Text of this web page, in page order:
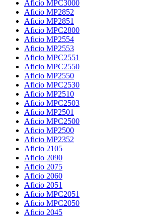
Aficio MPC3000
Aficio MP2852
Aficio MP2851
Aficio MPC2800
Aficio MP2554
Aficio MP2553
Aficio MPC2551
Aficio MPC2550
Aficio MP2550
Aficio MPC2530
Aficio MP2510
Aficio MPC2503
Aficio MP2501
Aficio MPC2500
Aficio MP2500
Aficio MP2352
Aficio 2105
Aficio 2090
Aficio 2075
Aficio 2060
Aficio 2051
Aficio MPC2051
Aficio MPC2050
Aficio 2045